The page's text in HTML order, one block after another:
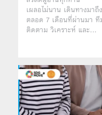
เผลอไม่นาน เดินทางมาถึ
ตลอด 7 เดือนที่ผ่านมา
ติดตาม วิเคราะห์ และ…